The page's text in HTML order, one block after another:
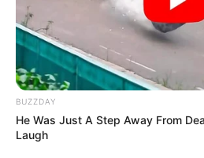
BUZZDAY
He Was Just A Step Away From
Laugh